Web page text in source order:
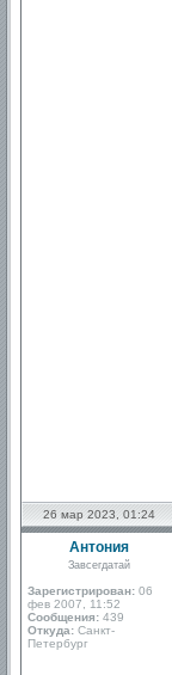
26 мар 2023, 01:24
Антония
Завсегдатай
Зарегистрирован: 06
фев 2007, 11:52
Сообщения: 439
Откуда: Санкт-
Петербург